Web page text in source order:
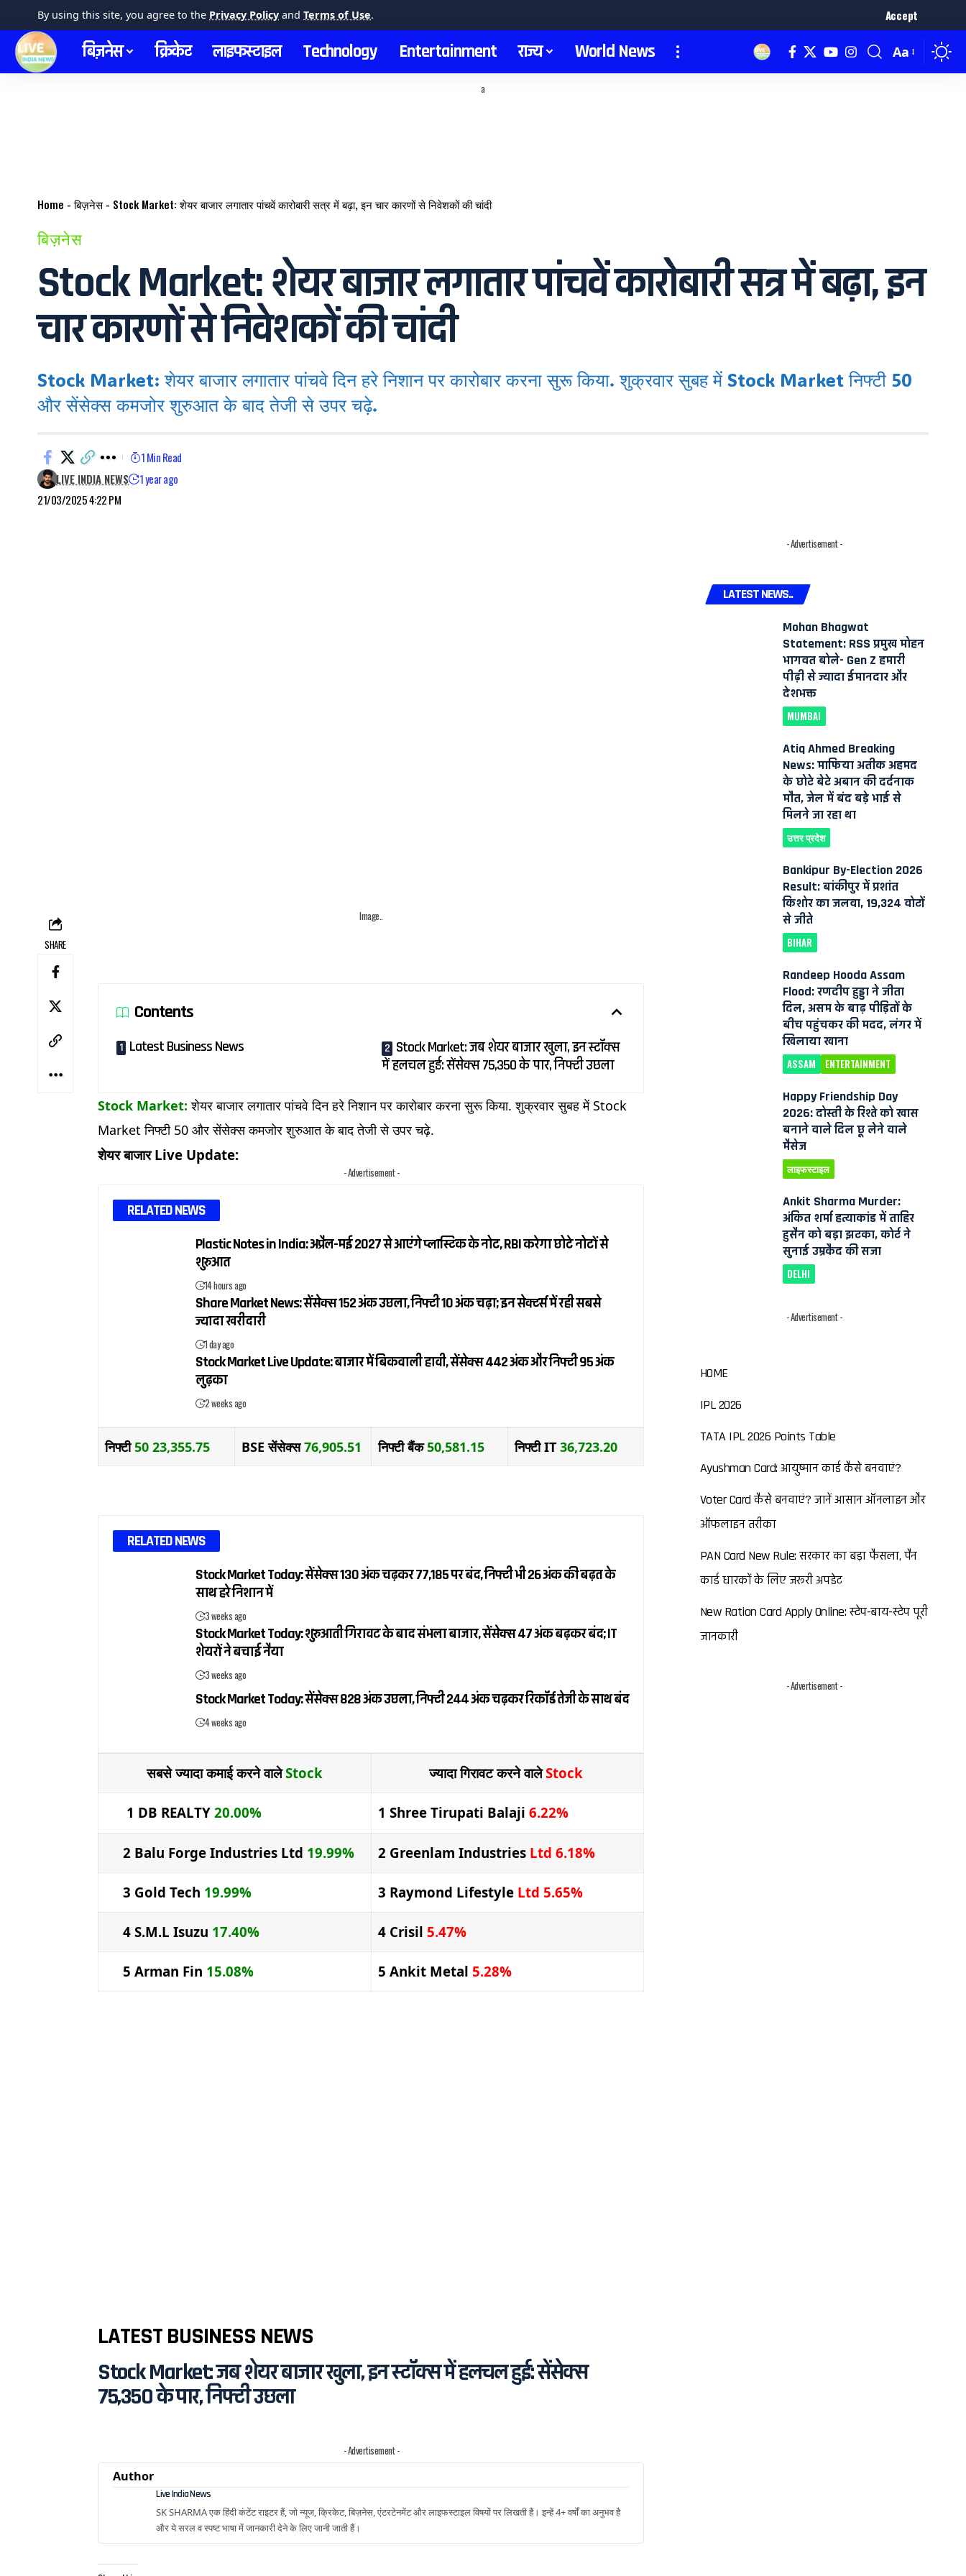
By using this site, you agree to the Privacy Policy and Terms of Use. Accept
बिज़नेस क्रिकेट लाइफस्टाइल Technology Entertainment राज्य World News Aa
a
Home -बिज़नेस- Stock Market: शेयर बाजार लगातार पांचवें कारोबारी सत्र में बढ़ा, इन चार कारणों से निवेशकों की चांदी
बिज़नेस
Stock Market: शेयर बाजार लगातार पांचवें कारोबारी सत्र में बढ़ा, इन
चार कारणों से निवेशकों की चांदी
Stock Market: शेयर बाजार लगातार पांचवे दिन हरे निशान पर कारोबार करना सुरू किया. शुक्रवार सुबह में Stock Market निफ्टी 50
और सेंसेक्स कमजोर शुरुआत के बाद तेजी से उपर चढ़े.
21/03/2025 4:22 PM
LIVE INDIA NEWS 1 year ago
1 Min Read
SHARE
Image..
Contents
Latest Business News
Stock Market: जब शेयर बाजार खुला, इन स्टॉक्स
में हलचल हुई: सेंसेक्स 75,350 के पार, निफ्टी उछला
Stock Market: शेयर बाजार लगातार पांचवे दिन हरे निशान पर कारोबार करना सुरू किया. शुक्रवार सुबह में Stock
Market निफ्टी 50 और सेंसेक्स कमजोर शुरुआत के बाद तेजी से उपर चढ़े.
शेयर बाजार Live Update:
- Advertisement -
RELATED NEWS
Plastic Notes in India: अप्रैल-मई 2027 से आएंगे प्लास्टिक के नोट, RBI करेगा छोटे नोटों से
शुरुआत
14 hours ago
Share Market News: सेंसेक्स 152 अंक उछला, निफ्टी 10 अंक चढ़ा; इन सेक्टर्स में रही सबसे
ज्यादा खरीदारी
1 day ago
Stock Market Live Update: बाजार में बिकवाली हावी, सेंसेक्स 442 अंक और निफ्टी 95 अंक
लुढ़का
2 weeks ago
निफ्टी50 23,355.75 BSE सेंसेक्स76,905.51 निफ्टी बैंक50,581.15 निफ्टी IT36,723.20
RELATED NEWS
Stock Market Today: सेंसेक्स 130 अंक चढ़कर 77,185 पर बंद, निफ्टी भी 26 अंक की बढ़त के
साथ हरे निशान में
3 weeks ago
Stock Market Today: शुरुआती गिरावट के बाद संभला बाजार, सेंसेक्स 47 अंक बढ़कर बंद; IT
शेयरों ने बचाई नैया
3 weeks ago
Stock Market Today: सेंसेक्स 828 अंक उछला, निफ्टी 244 अंक चढ़कर रिकॉर्ड तेजी के साथ बंद
4 weeks ago
सबसे ज्यादा कमाई करने वालेStock ज्यादा गिरावट करने वालेStock
1 DB REALTY20.00% 1 Shree Tirupati Balaji6.22%
2 Balu Forge Industries Ltd 19.99% 2 Greenlam Industries Ltd 6.18%
3 Gold Tech 19.99% 3 Raymond Lifestyle Ltd 5.65%
4 S.M.L Isuzu 17.40% 4 Crisil 5.47%
5 Arman Fin 15.08% 5 Ankit Metal 5.28%
LATEST BUSINESS NEWS
Stock Market: जब शेयर बाजार खुला, इन स्टॉक्स में हलचल हुई: सेंसेक्स
75,350 के पार, निफ्टी उछला
- Advertisement -
Author
Live India News
SK SHARMA एक हिंदी कंटेंट राइटर हैं, जो न्यूज, क्रिकेट, बिज़नेस, एंटरटेनमेंट और लाइफस्टाइल विषयों पर लिखती हैं। इन्हें 4+ वर्षों का अनुभव है
और ये सरल व स्पष्ट भाषा में जानकारी देने के लिए जानी जाती हैं।
- Advertisement -
LATEST NEWS..
Mohan Bhagwat
Statement: RSS प्रमुख मोहन
भागवत बोले- Gen Z हमारी
पीढ़ी से ज्यादा ईमानदार और
देशभक्त
MUMBAI
Atiq Ahmed Breaking
News: माफिया अतीक अहमद
के छोटे बेटे अबान की दर्दनाक
मौत, जेल में बंद बड़े भाई से
मिलने जा रहा था
उत्तर प्रदेश
Bankipur By-Election 2026
Result: बांकीपुर में प्रशांत
किशोर का जलवा, 19,324 वोटों
से जीते
BIHAR
Randeep Hooda Assam
Flood: रणदीप हुड्डा ने जीता
दिल, असम के बाढ़ पीड़ितों के
बीच पहुंचकर की मदद, लंगर में
खिलाया खाना
ASSAM ENTERTAINMENT
Happy Friendship Day
2026: दोस्ती के रिश्ते को खास
बनाने वाले दिल छू लेने वाले
मैसेज
लाइफस्टाइल
Ankit Sharma Murder:
अंकित शर्मा हत्याकांड में ताहिर
हुसैन को बड़ा झटका, कोर्ट ने
सुनाई उम्रकैद की सजा
DELHI
- Advertisement -
HOME
IPL 2026
TATA IPL 2026 Points Table
Ayushman Card: आयुष्मान कार्ड कैसे बनवाएं?
Voter Card कैसे बनवाएं? जानें आसान ऑनलाइन और
ऑफलाइन तरीका
PAN Card New Rule: सरकार का बड़ा फैसला, पैन
कार्ड धारकों के लिए जरूरी अपडेट
New Ration Card Apply Online: स्टेप-बाय-स्टेप पूरी
जानकारी
- Advertisement -